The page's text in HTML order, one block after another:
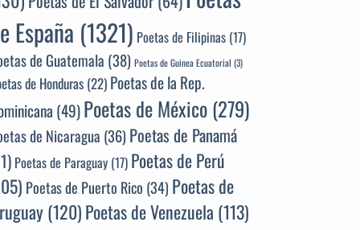
España (1321) Poetas de Filipinas (17)
de Guatemala (38) Poetas de Guinea Ecuatorial (3)
de Honduras(22) Poetas de la Rep.
(49)Poetas de México(279)
de Nicaragua (36) Poetas de Panamá
Poetas de Paraguay (17) Poetas de Perú
Poetas de Puerto Rico (34) Poetas de
(120)Poetas de Venezuela (113)